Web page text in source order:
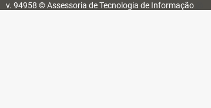
v. 94958 ©Assessoria de Tecnologia de Informação